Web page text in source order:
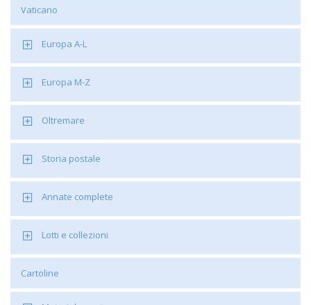
Vaticano
Europa A-L
Europa M-Z
Oltremare
Storia postale
Annate complete
Lotti e collezioni
Cartoline